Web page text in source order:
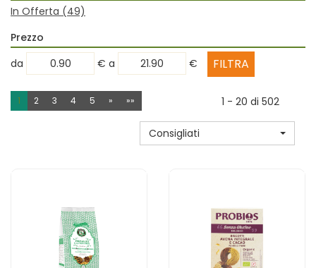
In Offerta (49)
Prezzo
filtra
da € filtra
a €
1 2 3 4 5 » »» 1 - 20 di 502
Consigliati